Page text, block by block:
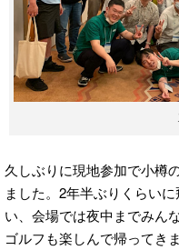
久しぶりに現地参加で小樽
ました。2年半ぶりくらい
い、会場では夜中までみん
ゴルフも楽しんで帰ってき